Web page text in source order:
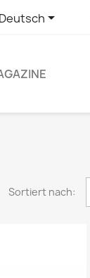
Deutsch
Sortiert nach: